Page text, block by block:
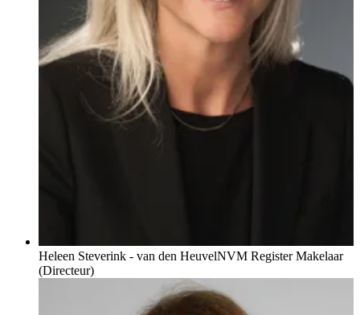
Heleen Steverink - van den HeuvelNVM Register Makelaar
(Directeur)